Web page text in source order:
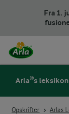
Fra 1.
Arla®s leksikon
Opskrifter Arlas